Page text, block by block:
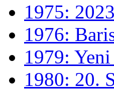
1975: 2023
1976:
1979:
1980: 20.